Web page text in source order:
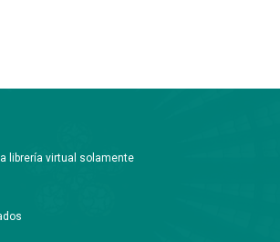
la librería virtual solamente